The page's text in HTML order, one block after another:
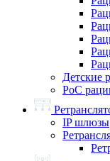
Детские
PoC
IP шлюзы